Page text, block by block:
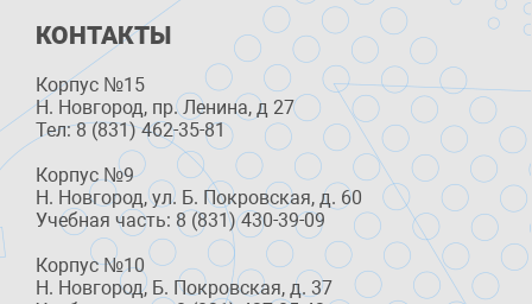
КОНТАКТЫ
Корпус №15
Н. Новгород, пр. Ленина, д 27
Тел: 8 (831) 462-35-81
Корпус №9
Н. Новгород, ул. Б. Покровская, д. 60
Учебная часть: 8 (831) 430-39-09
Корпус №10
Н. Новгород, Б. Покровская, д. 37